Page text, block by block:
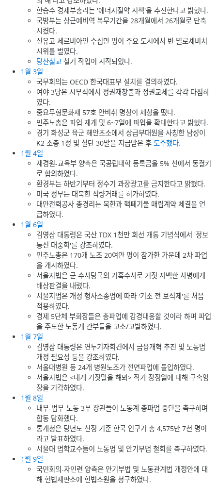
한승수 경제부총리는 '에너지절약 시책'을 추진한다고 밝혔다.
국방부는 상근예비역 복무기간을 28개월에서 26개월로 단축
시켰다.
신유고 세르비아인 수십만 명이 주요 도시에서 반 밀로셰비치
시위를 벌였다.
당산철교 철거 작업이 시작되었다.
1월 3일
국무회의는 OECD 한국대표부 설치를 결의하였다.
여야 3당은 시무식에서 정권재창출과 정권교체를 각각 다짐하
였다.
중요무형문화재 57호 안비취 명창이 세상을 떴다.
민주노총은 파업 재개 및 6~7일에 파업을 확대한다고 밝혔다.
경기 화성군 육군 해안초소에서 상급부대원을 사칭한 남성이
K2 소총 1정 및 실탄 30발을 지급받은 후도주했다.
1월 4일
재경원-교육부 양측은 국공립대학 등록금을 5% 선에서 동결키
로 합의하였다.
환경부는 하반기부터 정수기 과장광고를 금지한다고 밝혔다.
미국 정부는 대북한 식량거래를 허가하였다.
대만전력공사 총경리는 북한과 핵폐기물 매립계약 체결을 언
급하였다.
1월 6일
김영삼 대통령은 국산 TDX 1천만 회선 개통 기념식에서 '정보
통신 대중화'를 강조하였다.
민주노총은 170개 노조 20여만 명이 참가한 가운데 2차 파업
을 개시하였다.
서울지법은 군 수사당국의 가혹수사로 거짓 자백한 사병에게
배상판결을 내렸다.
서울지법은 개정 형사소송법에 따라 '기소 전 보석제'를 처음
적용하였다.
경제 5단체 부회장들은 총파업에 강경대응할 것이라 하며 파업
을 주도한 노동계 간부들을 고소/고발하였다.
1월 7일
김영삼 대통령은 연두기자회견에서 금융개혁 추진 및 노동법
개정 필요성 등을 강조하였다.
서울대병원 등 24개 병원노조가 전면파업에 돌입하였다.
서울지법은 <내게 거짓말을 해봐> 작가 장정일에 대해 구속영
장을 기각하였다.
1월 8일
내무-법무-노동 3부 장관들이 노동계 총파업 중단을 촉구하며
합동 담화했다.
통계청은 당년도 신정 기준 한국 인구가 총 4,575만 7천 명이
라고 발표하였다.
서울대 법학교수들이 노동법 및 안기부법 철회를 촉구하였다.
1월 9일
국민회의-자민련 양측은 안기부법 및 노동관계법 개정안에 대
해 헌법재판소에 헌법소원을 청구하였다.